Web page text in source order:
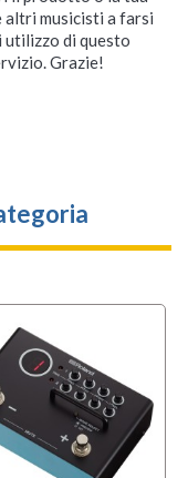
altri musicisti a farsi
utilizzo di questo
Grazie!